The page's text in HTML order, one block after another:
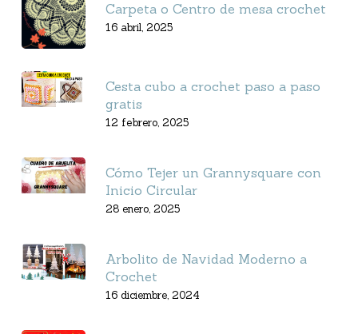
Carpeta o Centro de mesa crochet
16 abril, 2025
Cesta cubo a crochet paso a paso
gratis
12 febrero, 2025
Cómo Tejer un Grannysquare con
Inicio Circular
28 enero, 2025
Arbolito de Navidad Moderno a
Crochet
16 diciembre, 2024